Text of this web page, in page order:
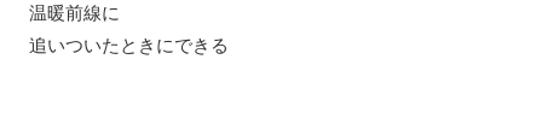
温暖前線に
追いついたときにできる